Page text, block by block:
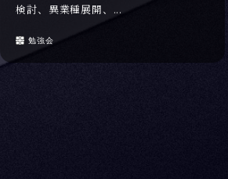
検討、異業種展開、...
勉強会